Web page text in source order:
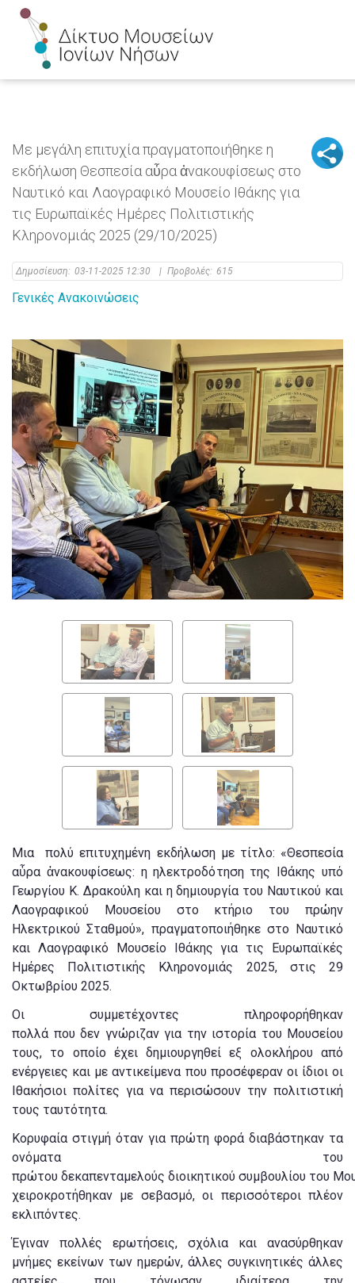
Με μεγάλη επιτυχία πραγματοποιήθηκε η
εκδήλωση Θεσπεσία αὖρα ἀνακουφίσεως στο
Ναυτικό και Λαογραφικό Μουσείο Ιθάκης για
τις Ευρωπαϊκές Ημέρες Πολιτιστικής
Κληρονομιάς 2025 (29/10/2025)
Δημοσίευση: 03-11-2025 12:30 | Προβολές: 615
Γενικές Ανακοινώσεις
Μια πολύ επιτυχημένη εκδήλωση με τίτλο: «Θεσπεσία
αὖρα ἀνακουφίσεως: η ηλεκτροδότηση της Ιθάκης υπό
Γεωργίου Κ. Δρακούλη και η δημιουργία του Ναυτικού και
Λαογραφικού Μουσείου στο κτήριο του πρώην
Ηλεκτρικού Σταθμού», πραγματοποιήθηκε στο Ναυτικό
και Λαογραφικό Μουσείο Ιθάκης για τις Ευρωπαϊκές
Ημέρες Πολιτιστικής Κληρονομιάς 2025, στις 29
Οκτωβρίου 2025.
Οι συμμετέχοντες πληροφορήθηκαν
πολλά που δεν γνώριζαν για την ιστορία του Μουσείου
τους, το οποίο έχει δημιουργηθεί εξ ολοκλήρου από
ενέργειες και με αντικείμενα που προσέφεραν οι ίδιοι οι
Ιθακήσιοι πολίτες για να περισώσουν την πολιτιστική
τους ταυτότητα.
Κορυφαία στιγμή όταν για πρώτη φορά διαβάστηκαν τα
ονόματα του
πρώτου δεκαπενταμελούς διοικητικού συμβουλίου του
χειροκροτήθηκαν με σεβασμό, οι περισσότεροι πλέον
εκλιπόντες.
Έγιναν πολλές ερωτήσεις, σχόλια και ανασύρθηκαν
μνήμες εκείνων των ημερών, άλλες συγκινητικές άλλες